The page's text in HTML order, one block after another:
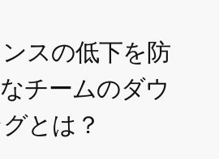
スの低下を防
チームのダウ
とは？